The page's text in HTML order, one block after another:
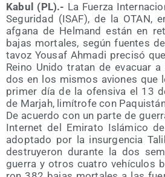
Kabul (PL).- La Fuer­za
Segu­ri­dad (ISAF), de la OTAN,
afga­na de Hel­mand están en
bajas mor­ta­les, según fuen­tes
ta­voz You­saf Ahma­di pre­ci­só
Rei­no Uni­do tra­tan de eva­cuar
dos en los mis­mos avio­nes que
pri­mer día de la ofen­si­va el 13
de Mar­jah, limí­tro­fe con
De acuer­do con un par­te de
Inter­net del Emi­ra­to Islá­mi­co
adop­ta­do por la insur­gen­cia
des­tru­ye­ron duran­te la dos
gue­rra y otros cua­tro vehícu­los